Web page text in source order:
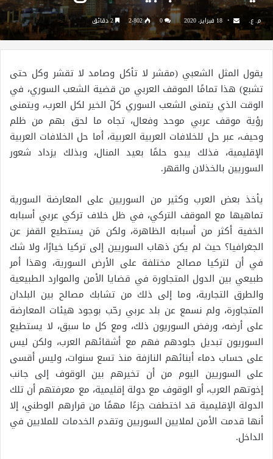
م. ع. 18 فبراير، 2020 2٬802 2 دقائق
يقول المثل الشعبي (مقشر لا تأكل وصامد لا تقشر وكل حتى
تشبع) هذا تمامًا الموقف العربي من قضية الشعب السوري، في
الوقت الذي يتمنى الشعب السوري كلّ الخير لكل العرب، ويتمنى
رؤية موقف عربي موحد وفعال، تجاه ما لحق بهم من ظلم
وحيف، عبر حل للخلافات العربية العربية، أما حل الخلافات العربية
الإقليمية، فذلك يبدو حلمًا بعيد المنال، وبذلك يزداد شعور
السوريين بالخذلان والقهر.
يأخذ بعض العرب وكثير من السوريين على المعارضة السورية
تماهيها مع الموقف التركي، في ظل خلاف تركي عربي أسبابه
الخفية أكثر من أسبابه الظاهرة، ولكن مَن يستطيع القفز عن
الجغرافيا؟ حيث لم يكن ذهاب السوريين إلى تركيا خيارًا، ولا شك
في أن لتركيا مصالح مختلفة على الأرض السورية، وهذا أمر
طبيعي بين الدول المتجاورة في قضايا الأمن والموارد الطبيعية
والطرق التجارية، وما إلى ذلك من تشابك مصالح بين البلدان
المتجاورة، ولم نسمع عن بلد عربي رحّب بوجود هيئات المعارضة
على أرضه، ورفض السوريون ذلك، ومع كل ما سبق، لا يستطيع
السوريون تبديل جلودهم فهم مع أشقائهم العرب، ولكن ليس
على حساب دماء أبنائهم النازفة منذ تسع سنوات، وليس أقسى
على السوريين اليوم من أن تخيرهم بين الوقوف إلى جانب
إخوتهم العرب، أو الوقوف مع دولة إقليمية، مع معرفتهم أن تلك
الدولة الإقليمية قد اختطفت جزءًا مهمًا من قرارهم الوطني، إلا
أنها قدمت الأمن لملايين السوريين وتقدم الخدمات للملايين في
الداخل.